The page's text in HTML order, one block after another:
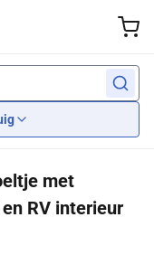
met
RV interieur